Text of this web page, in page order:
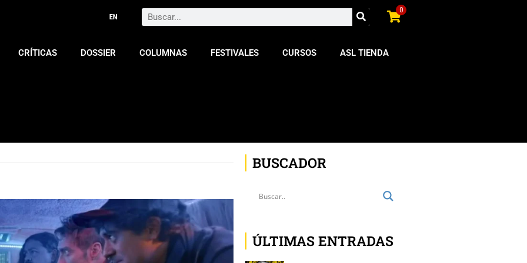
Search 0
CRÍTICAS DOSSIER COLUMNAS FESTIVALES CURSOS ASL TIENDA
BUSCADOR
ÚLTIMAS ENTRADAS